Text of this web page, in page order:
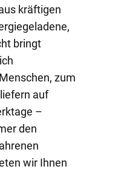
kräftigen
bringt
zum
auf
–
den
wir Ihnen